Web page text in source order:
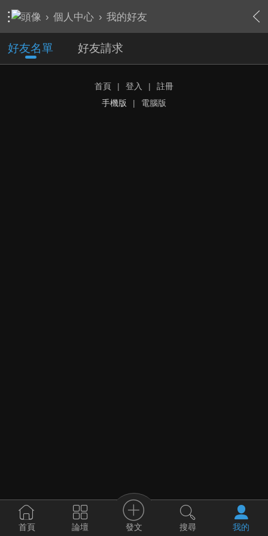
› 個人中心 › 我的好友
好友名單 好友請求
首頁 | 登入 |
註冊
手機版
| 電腦版
首頁 論壇 發文 搜尋 我的